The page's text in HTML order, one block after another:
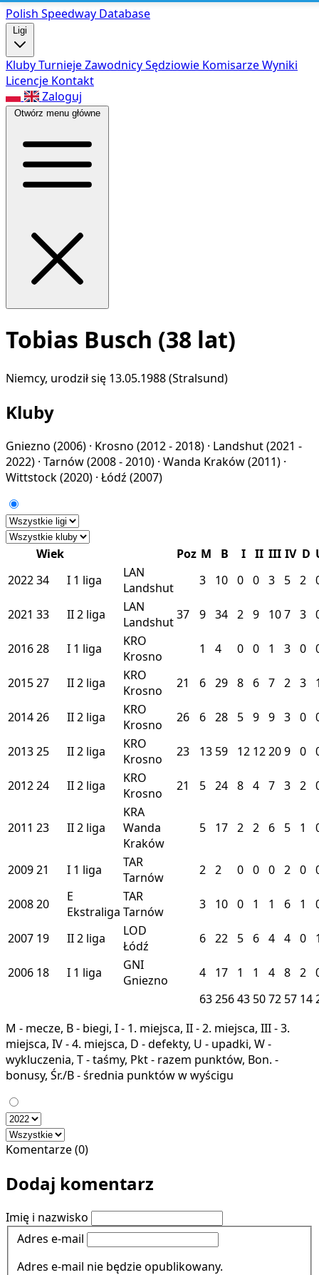
Polish Speedway Database
Ligi
KlubyTurniejeZawodnicySędziowie KomisarzeWyniki
Licencje Kontakt
Zaloguj
Otwórz menu główne
Tobias Busch (38 lat)
Niemcy, urodził się 13.05.1988 (Stralsund)
Kluby
Gniezno (2006) · Krosno (2012 - 2018) · Landshut(2021 -
2022) · Tarnów(2008 - 2010) · Wanda Kraków(2011) ·
Wittstock(2020) · Łódź (2007)
Wiek Poz M B I II III IV D
202234 I 1 liga
LAN
Landshut
3 10 0 0 3 5 2
2021 33 II2 liga
LAN
Landshut37 9 34 2 9 107 3
201628 I 1 liga
KRO
Krosno
1 4 0 0 1 3 0
201527 II2 liga
KRO
Krosno
21 6 29 8 6 7 2 3
201426 II2 liga
KRO
Krosno
26 6 28 5 9 9 3 0
201325 II2 liga
KRO
Krosno
23 13 59 12 12209 0
201224 II2 liga
KRO
Krosno
21 5 24 8 4 7 3 2
2011 23 II2 liga
KRA
Wanda
Kraków
5 17 2 2 6 5 1
200921 I 1 liga
TAR
Tarnów
2 2 0 0 0 2 0
200820
E
Ekstraliga
TAR
Tarnów
3 10 0 1 1 6 1
2007 19 II2 liga
LOD
Łódź
6 22 5 6 4 4 0
2006 18 I 1 liga
GNI
Gniezno
4 17 1 1 4 8 2
6325643 5072 57 14
M - mecze, B - biegi, I - 1. miejsca, II - 2. miejsca, III - 3.
miejsca, IV - 4. miejsca, D - defekty, U - upadki, W -
wykluczenia, T - taśmy, Pkt - razem punktów, Bon. -
bonusy, Śr./B - średnia punktów w wyścigu
Komentarze (0)
Dodaj komentarz
Imię i nazwisko
Adres e-mail
Adres e-mail nie będzie opublikowany.